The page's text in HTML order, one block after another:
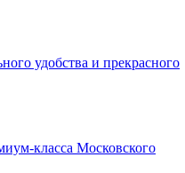
удобства и прекрасного
класса Московского